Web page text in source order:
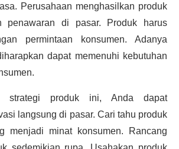
Perusahaan menghasilkan produk
penawaran di pasar. Produk harus
permintaan konsumen. Adanya
dapat memenuhi kebutuhan
strategi produk ini, Anda dapat
langsung di pasar. Cari tahu produk
menjadi minat konsumen. Rancang